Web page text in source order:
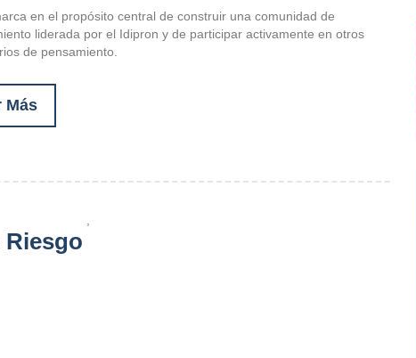
en el propósito central de construir una comunidad de
liderada por el Idipron y de participar activamente en otros
de pensamiento.
Más
Riesgo